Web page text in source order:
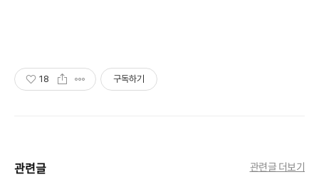
18 구독하기
관련글 관련글 더보기